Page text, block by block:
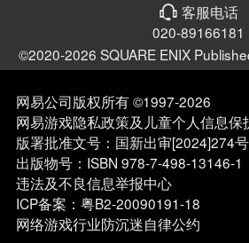
“索里斯帝亚的追忆导片”×200可兑
印”或“奥兹巴尔多的圣导印”×1或往
忆旅人的圣导印×1
亚的追忆旅人引导出现时，可以跨
4、本期开放奥秘解放和20级极限
欧修缇、奥兹巴尔多、斯洛妮、皮尔
5、试炼之塔更新：
开放职业塔“舞者的试炼”，仅可使
人进行挑战。
开放职业塔“星官的试炼”，仅可使
人进行挑战。
򰀃 客服电话
020-89166181
©2020-2026 SQUARE ENIX
网易公司版权所有 ©1997-2026
网易游戏隐私政策及儿童个人信息保
版署批准文号：国新出审[2024]274号
出版物号：ISBN 978-7-498-13146-1
违法及不良信息举报中心
ICP备案：粤B2-20090191-18
网络游戏行业防沉迷自律公约